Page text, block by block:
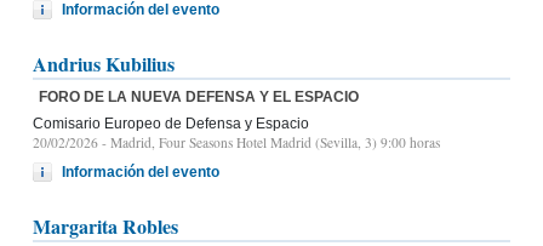
Información del evento
Andrius Kubilius
FORO DE LA NUEVA DEFENSA Y EL ESPACIO
Comisario Europeo de Defensa y Espacio
20/02/2026 - Madrid, Four Seasons Hotel Madrid (Sevilla, 3) 9:00 horas
Información del evento
Margarita Robles